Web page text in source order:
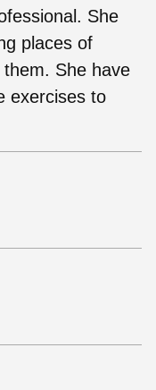
She
places of
She have
exercises to